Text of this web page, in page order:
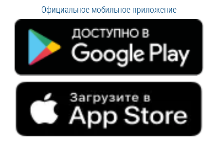
Официальное мобильное приложение